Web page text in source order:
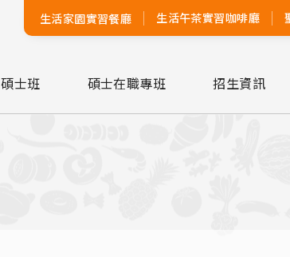
生活家園實習餐廳 生活午茶實習咖啡廳
碩士班 碩士在職專班 招生資訊